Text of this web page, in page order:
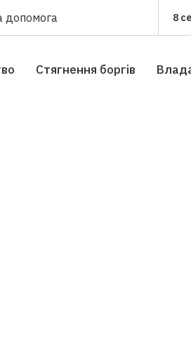
допомога 8
Стягнення боргiв